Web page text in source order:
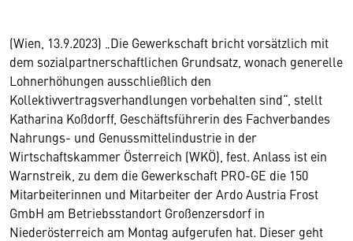
(Wien, 13.9.2023) „ Die Gewerkschaft bricht vorsätzlich mit
dem sozialpartnerschaftlichen Grundsatz, wonach generelle
Lohnerhöhungen ausschließlich den
Kollektivvertragsverhandlungen vorbehalten sind“, stellt
Katharina Koßdorff, Geschäftsführerin des Fachverbandes
Nahrungs- und Genussmittelindustrie in der
Wirtschaftskammer Österreich (WKÖ), fest. Anlass ist ein
Warnstreik, zu dem die Gewerkschaft PRO-GE die 150
Mitarbeiterinnen und Mitarbeiter der Ardo Austria Frost
GmbH am Betriebsstandort Großenzersdorf in
Niederösterreich am Montag aufgerufen hat. Dieser geht